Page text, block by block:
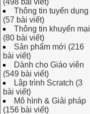
(498 bài viết)
Thông tin tuyển dụng
(57 bài viết)
Thông tin khuyến mại
(80 bài viết)
Sản phẩm mới (216
bài viết)
Dành cho Giáo viên
(549 bài viết)
Lập trình Scratch (3
bài viết)
Mô hình & Giải pháp
(156 bài viết)